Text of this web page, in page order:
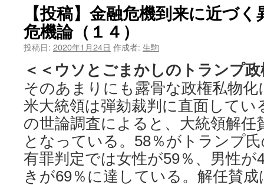
【投稿】金融危機到来に近づ
危機論（１４）
投稿日: 2020年1月24日 作成者: 生駒
＜＜ウソとごまかしのトランプ政
そのあまりにも露骨な政権私物
米大統領は弾劾裁判に直面してい
の世論調査によると、大統領解任
となっている。58％がトランプ
有罪判定では女性が59％、男性が
きが69％に達している。解任賛